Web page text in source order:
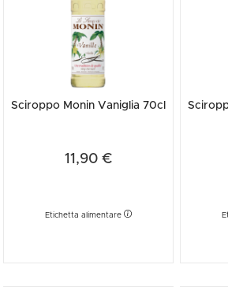
Sciroppo Monin Vaniglia 70cl
11,90 €
Etichetta alimentare